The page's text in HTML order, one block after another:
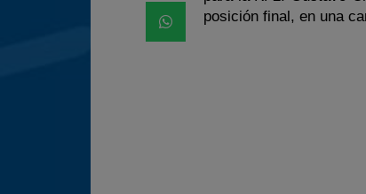
posición final, en una